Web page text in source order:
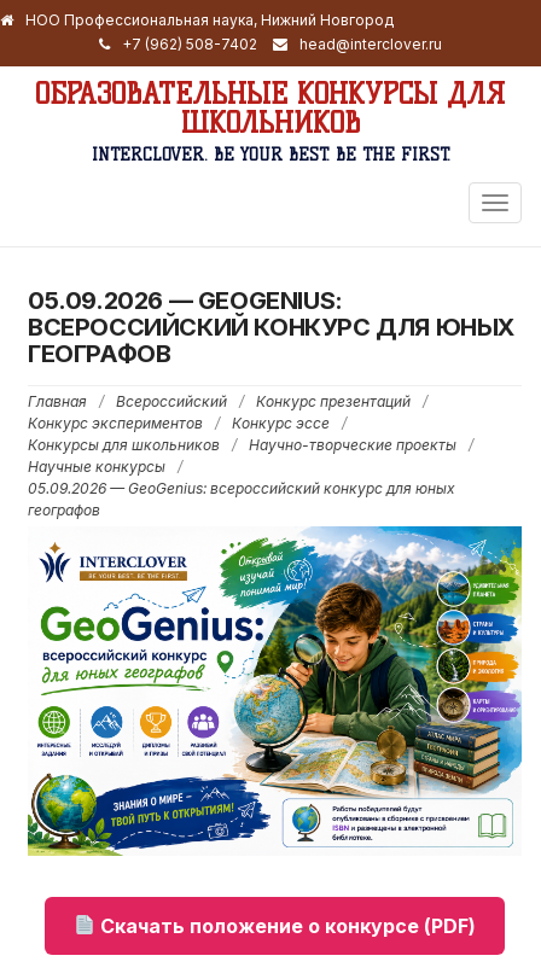
НОО Профессиональная наука, Нижний Новгород
+7 (962) 508-7402
head@interclover.ru
ОБРАЗОВАТЕЛЬНЫЕ КОНКУРСЫ ДЛЯ
ШКОЛЬНИКОВ
INTERCLOVER. BE YOUR BEST. BE THE FIRST.
05.09.2026 — GEOGENIUS:
ВСЕРОССИЙСКИЙ КОНКУРС ДЛЯ ЮНЫХ
ГЕОГРАФОВ
Главная / Всероссийский / Конкурс презентаций
/
Конкурс экспериментов
/ Конкурс эссе
/
Конкурсы для школьников
/ Научно-творческие проекты
/
Научные конкурсы
/
05.09.2026 — GeoGenius: всероссийский конкурс для юных
географов
Скачать положение о конкурсе (PDF)